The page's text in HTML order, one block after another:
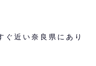
ぐ近い奈良県にあり